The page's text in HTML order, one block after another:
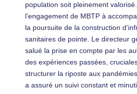
population soit pleinement
l’engagement de MBTP à
la poursuite de la construction
sanitaires de pointe. Le directeur
salué la prise en compte par les
des expériences passées,
structurer la riposte aux
a assuré un suivi constant et